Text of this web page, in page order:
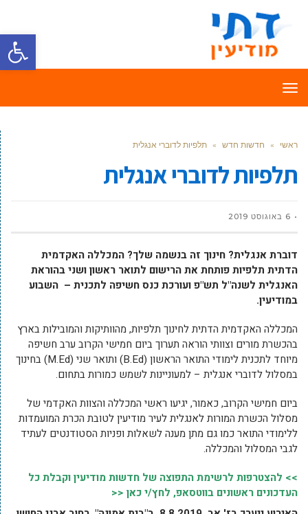
פתח
תפריט
ראשי » חדשות חדש » תלפיות לדוברי אנגלית
תלפיות לדוברי אנגלית
6 באוגוסט 2019
דוברת אנגלית? חינוך זה בנשמה שלך? המכללה האקדמית
הדתית תלפיות פותחת את הרישום לתואר ראשון ושני בהוראת
האנגלית לשנה"ל תש"פ ועורכת כנס חשיפה לתכנית – השבוע
במודיעין.
המכללה האקדמית הדתית לחינוך תלפיות, מהוותיקות והמובילות בארץ
בהכשרת מורים וצוותי הוראה תערוך ביום חמישי הקרוב ערב חשיפה
מיוחד לתכנית לימודי התואר הראשון (B.Ed) ותואר שני (M.Ed) בחינוך
במסלול לדוברי אנגלית – למעוניינות לשמש כמורות בתחום.
ביום חמישי הקרוב, כאמור, יגיעו ראשי המכללה והצוות האקדמי של
מסלול הכשרת המורות לאנגלית לעיר מודיעין לטובת הכרת המועמדות
ללימודי התואר כמו גם מתן מענה לשאלות ופניות הסטודנטים לעתיד
לגבי המסלול והמכללה.
>> להצטרפות לרשימת התפוצה של חדשות מודיעין וקבלת כל
העדכונים ראשונים בווטסאפ, לחץ/י כאן <<